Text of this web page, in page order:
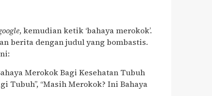
, kemudian ketik ‘bahaya merokok’.
berita dengan judul yang bombastis.
Merokok Bagi Kesehatan Tubuh
Tubuh”, “Masih Merokok? Ini Bahaya